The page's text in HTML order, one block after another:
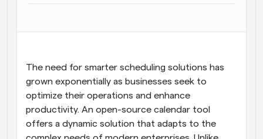
Supercharged Planung mit KI-gestützten Anrufen
Automatisieren Sie die Planung und Erinnerungen
Bleiben Sie auf dem Laufenden über die neuesten
Nachrichten und Updates.
Sofortige Besprechungen
Treffen Sie sich in wenigen Minuten mit Kunden
The need for smarter scheduling solutions has
grown exponentially as businesses seek to
optimize their operations and enhance
productivity. An open-source calendar tool
offers a dynamic solution that adapts to the